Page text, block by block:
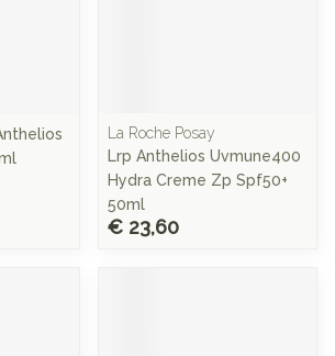
La Roche Posay
Lrp Anthelios Uvmune400
Hydra Creme Zp Spf50+
50ml
€ 23,60